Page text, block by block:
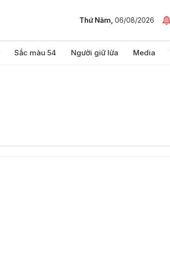
Thứ Năm, 06/08/2026
Sắc màu 54 Người giữ lửa Media